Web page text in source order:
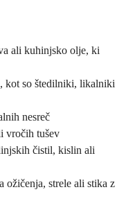
ali kuhinjsko olje, ki
kot so štedilniki, likalniki
nesreč
vročih tušev
čistil, kislin ali
ožičenja, strele ali stika z